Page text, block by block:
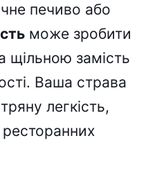
печиво або
може зробити
щільною замість
Ваша страва
легкість,